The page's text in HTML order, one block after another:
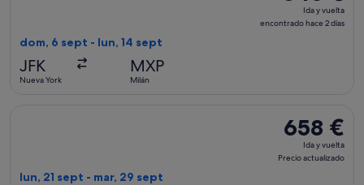
Ida
y
Ida y vuelta
encontrado hace 2 días
dom, 6 sept - lun, 14 sept
JFK
Nueva York
MXP
Milán
658 €
Ida
y
658 €
Ida y vuelta
Precio actualizado
lun, 21 sept - mar, 29 sept